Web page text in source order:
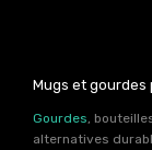
Mugs et gourdes
Gourdes ,
alternatives